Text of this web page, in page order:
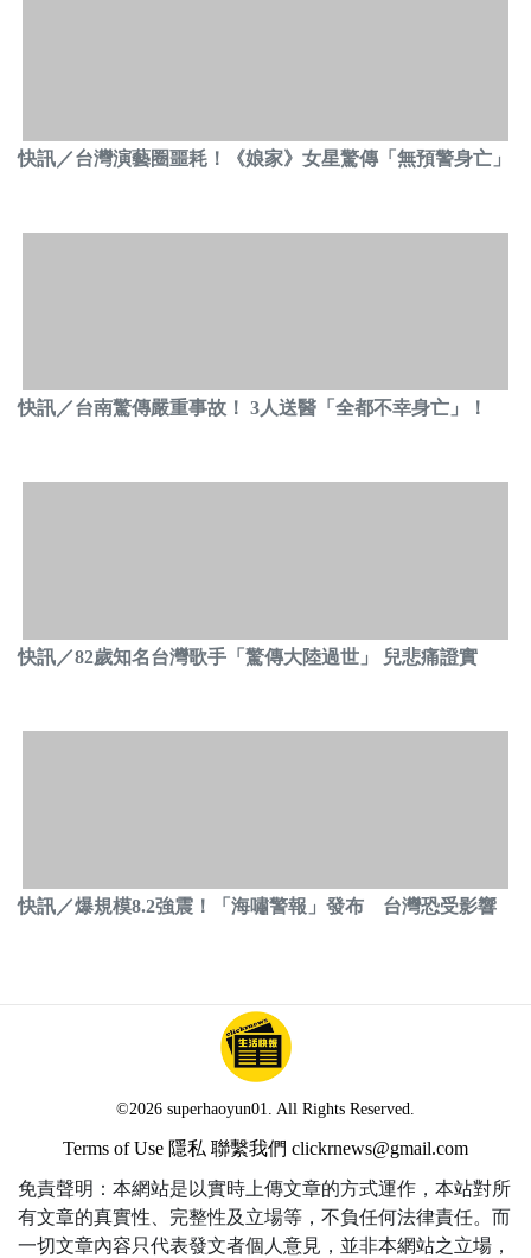
快訊／台灣演藝圈噩耗！《娘家》女星驚傳「無預警身亡」
快訊／台南驚傳嚴重事故！ 3人送醫「全都不幸身亡」！
快訊／82歲知名台灣歌手「驚傳大陸過世」 兒悲痛證實
快訊／爆規模8.2強震！「海嘯警報」發布 台灣恐受影響
©2026 superhaoyun01. All Rights Reserved.
Terms of Use 隱私 聯繫我們 clickrnews@gmail.com
免責聲明：本網站是以實時上傳文章的方式運作，本站對所
有文章的真實性、完整性及立場等，不負任何法律責任。而
一切文章內容只代表發文者個人意見，並非本網站之立場，